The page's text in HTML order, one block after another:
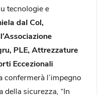
tecnologie e
dal Col,
PLE, Attrezzature
Eccezionali
confermerà l’impegno
della sicurezza, “In